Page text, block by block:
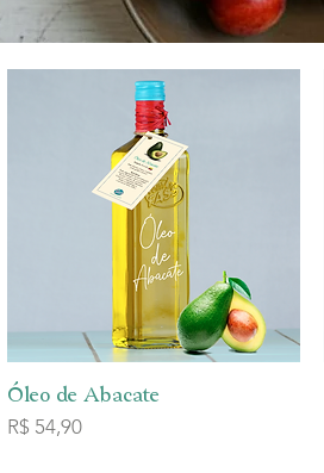
Visualização rápida
Óleo de Abacate
Preço
R$ 54,90